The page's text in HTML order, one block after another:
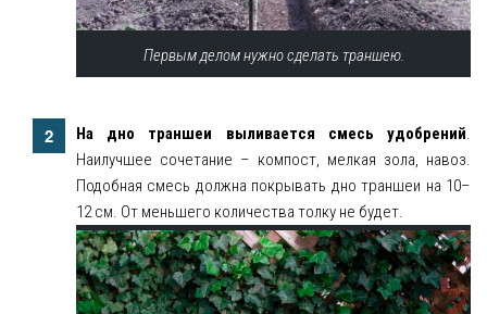
Первым делом нужно сделать траншею.
На дно траншеи выливается смесь удобрений.
Наилучшее сочетание – компост, мелкая зола, навоз.
Подобная смесь должна покрывать дно траншеи на 10–
12 см. От меньшего количества толку не будет.